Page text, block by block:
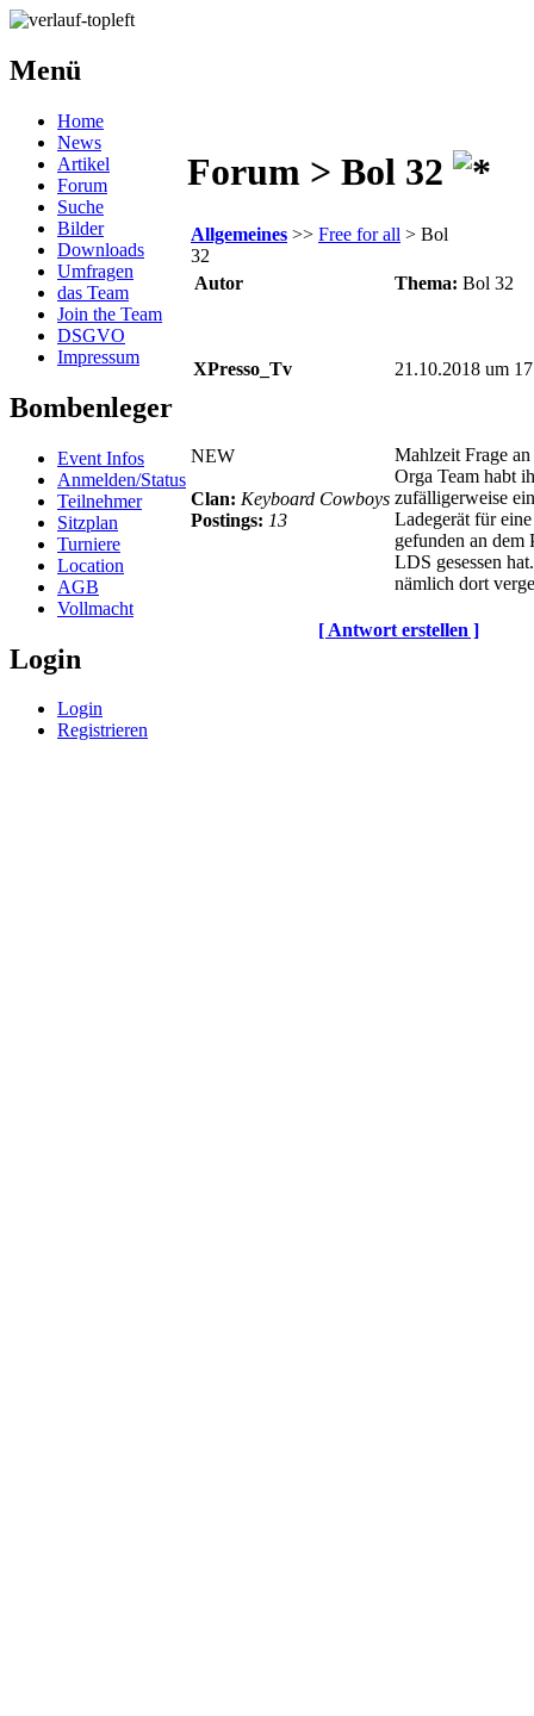
Menü
Home
News
Artikel
Forum
Suche
Bilder
Downloads
Umfragen
das Team
Join the Team
DSGVO
Impressum
Bombenleger
Event Infos
Anmelden/Status
Teilnehmer
Sitzplan
Turniere
Location
AGB
Vollmacht
Login
Login
Registrieren
Forum > Bol 32
Allgemeines >> Free for all > Bol
32
Autor
Thema: Bol 32
XPresso_Tv 21.10.2018 um
NEW
Clan: Keyboard Cowboys
Postings: 13
Mahlzeit Frage an
Orga Team habt
zufälligerweise ein
Ladegerät für
gefunden an dem
LDS gesessen
nämlich dort
[ Antwort erstellen ]